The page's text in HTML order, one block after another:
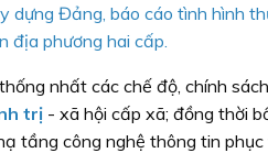
dựng Đảng, báo cáo tình hình
địa phương hai cấp.
nhất các chế độ, chính
trị - xã hội cấp xã; đồng thời
tầng công nghệ thông tin phục